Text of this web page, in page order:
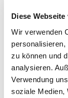
Diese
Wir verwenden
zu können und
analysieren.
Verwendung
soziale Medien,